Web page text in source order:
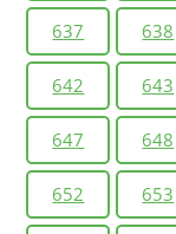
637 638
642 643
647 648
652 653